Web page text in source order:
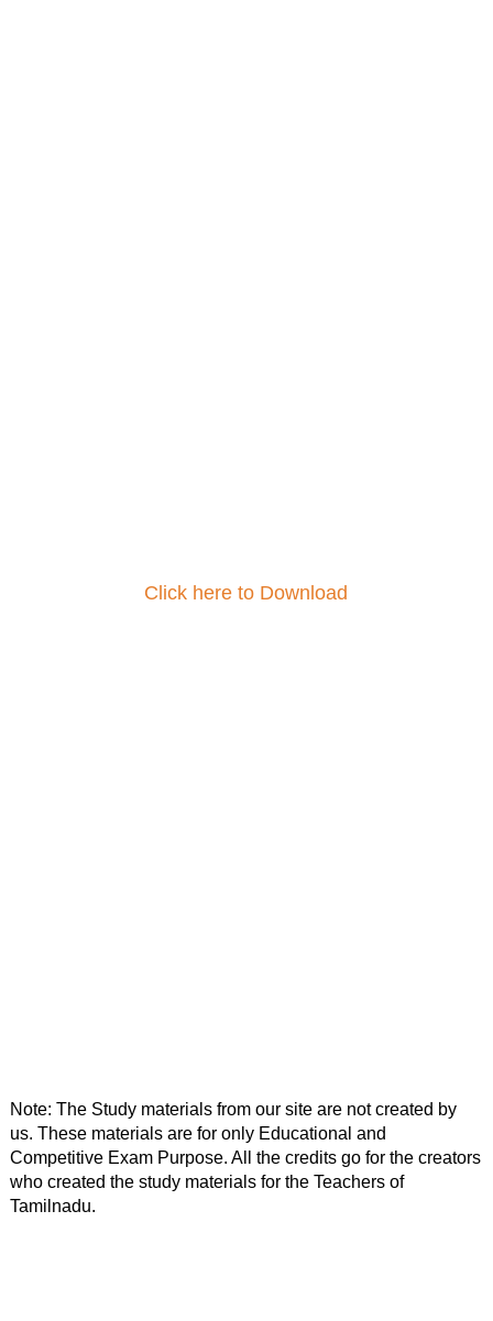
Click here to Download
Note: The Study materials from our site are not created by
us. These materials are for only Educational and
Competitive Exam Purpose. All the credits go for the creators
who created the study materials for the Teachers of
Tamilnadu.